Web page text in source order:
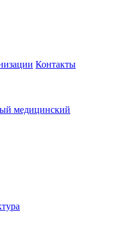
Контакты